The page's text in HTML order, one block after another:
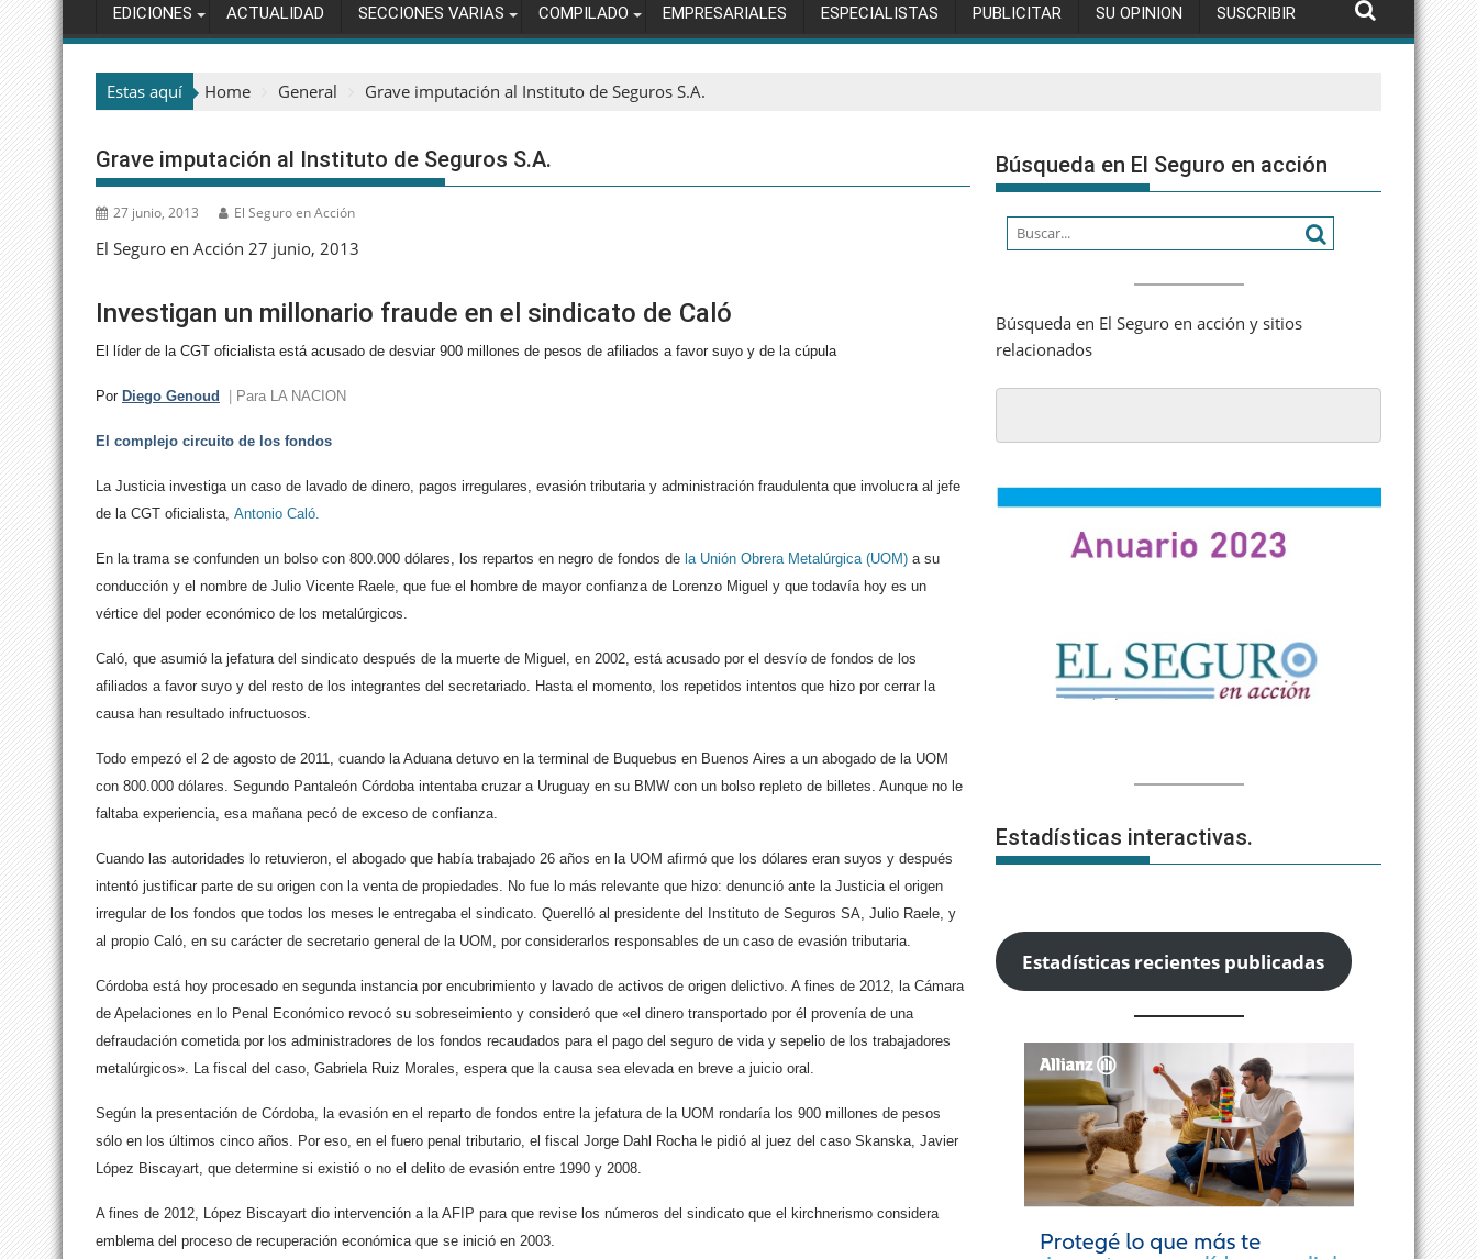
EDICIONES ACTUALIDAD SECCIONES VARIAS COMPILADO EMPRESARIALES ESPECIALISTAS PUBLICITAR SU OPINION SUSCRIBIR
Estas aquí Home General Grave imputación al Instituto de Seguros S.A.
Grave imputación al Instituto de Seguros S.A.
27 junio, 2013 El Seguro en Acción
El Seguro en Acción 27 junio, 2013
Investigan un millonario fraude en el sindicato de Caló
El líder de la CGT oficialista está acusado de desviar 900 millones de pesos de afiliados a favor suyo y de la cúpula
Por Diego Genoud Para LA NACION
El complejo circuito de los fondos
La Justicia investiga un caso de lavado de dinero, pagos irregulares, evasión tributaria y administración fraudulenta que involucra al jefe
de la CGT oficialista, Antonio Caló.
En la trama se confunden un bolso con 800.000 dólares, los repartos en negro de fondos de la Unión Obrera Metalúrgica (UOM) a su
conducción y el nombre de Julio Vicente Raele, que fue el hombre de mayor confianza de Lorenzo Miguel y que todavía hoy es un
vértice del poder económico de los metalúrgicos.
Caló, que asumió la jefatura del sindicato después de la muerte de Miguel, en 2002, está acusado por el desvío de fondos de los
afiliados a favor suyo y del resto de los integrantes del secretariado. Hasta el momento, los repetidos intentos que hizo por cerrar la
causa han resultado infructuosos.
Todo empezó el 2 de agosto de 2011, cuando la Aduana detuvo en la terminal de Buquebus en Buenos Aires a un abogado de la UOM
con 800.000 dólares. Segundo Pantaleón Córdoba intentaba cruzar a Uruguay en su BMW con un bolso repleto de billetes. Aunque no le
faltaba experiencia, esa mañana pecó de exceso de confianza.
Cuando las autoridades lo retuvieron, el abogado que había trabajado 26 años en la UOM afirmó que los dólares eran suyos y después
intentó justificar parte de su origen con la venta de propiedades. No fue lo más relevante que hizo: denunció ante la Justicia el origen
irregular de los fondos que todos los meses le entregaba el sindicato. Querelló al presidente del Instituto de Seguros SA, Julio Raele, y
al propio Caló, en su carácter de secretario general de la UOM, por considerarlos responsables de un caso de evasión tributaria.
Córdoba está hoy procesado en segunda instancia por encubrimiento y lavado de activos de origen delictivo. A fines de 2012, la Cámara
de Apelaciones en lo Penal Económico revocó su sobreseimiento y consideró que «el dinero transportado por él provenía de una
defraudación cometida por los administradores de los fondos recaudados para el pago del seguro de vida y sepelio de los trabajadores
metalúrgicos». La fiscal del caso, Gabriela Ruiz Morales, espera que la causa sea elevada en breve a juicio oral.
Según la presentación de Córdoba, la evasión en el reparto de fondos entre la jefatura de la UOM rondaría los 900 millones de pesos
sólo en los últimos cinco años. Por eso, en el fuero penal tributario, el fiscal Jorge Dahl Rocha le pidió al juez del caso Skanska, Javier
López Biscayart, que determine si existió o no el delito de evasión entre 1990 y 2008.
A fines de 2012, López Biscayart dio intervención a la AFIP para que revise los números del sindicato que el kirchnerismo considera
emblema del proceso de recuperación económica que se inició en 2003.
Búsqueda en El Seguro en acción
Búsqueda en El Seguro en acción y sitios
relacionados
Estadísticas interactivas.
Estadísticas recientes publicadas